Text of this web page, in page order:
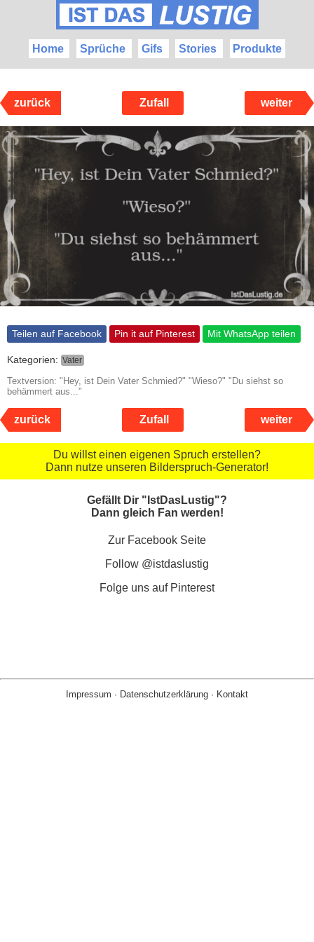
Home Sprüche Gifs Stories Produkte
zurück Zufall weiter
Teilen auf Facebook Pin it auf Pinterest Mit WhatsApp teilen
Kategorien: Vater
Textversion: "Hey, ist Dein Vater Schmied?" "Wieso?" "Du siehst so
behämmert aus..."
zurück Zufall weiter
Du willst einen eigenen Spruch erstellen?
Dann nutze unseren Bilderspruch-Generator!
Gefällt Dir "IstDasLustig"?
Dann gleich Fan werden!
Zur Facebook Seite
Follow @istdaslustig
Folge uns auf Pinterest
Impressum · Datenschutzerklärung · Kontakt